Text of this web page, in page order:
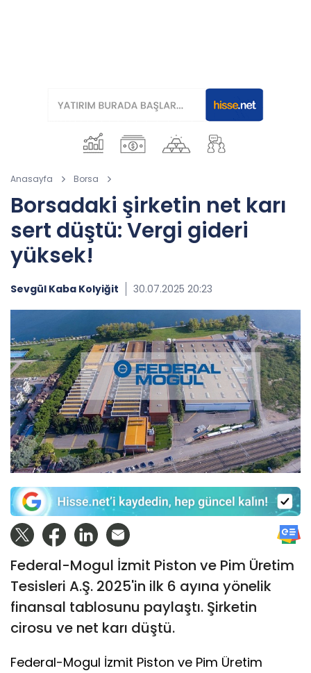
Anasayfa Borsa
Borsadaki şirketin net karı
sert düştü: Vergi gideri
yüksek!
Sevgül Kaba Kolyiğit 30.07.2025 20:23
Federal-Mogul İzmit Piston ve Pim Üretim
Tesisleri A.Ş. 2025'in ilk 6 ayına yönelik
finansal tablosunu paylaştı. Şirketin
cirosu ve net karı düştü.
Federal-Mogul İzmit Piston ve Pim Üretim